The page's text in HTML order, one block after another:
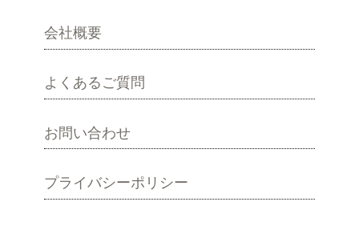
会社概要
よくあるご質問
お問い合わせ
プライバシーポリシー